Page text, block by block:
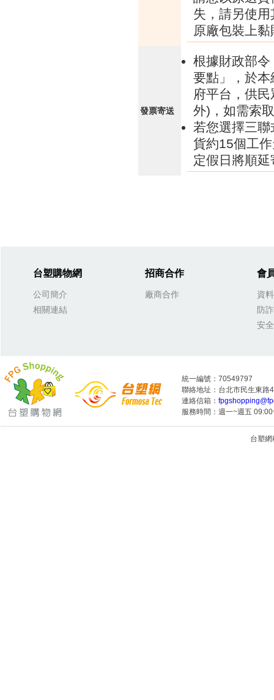
失，請另使
原廠包裝上
發票寄送
根據財政部
要點」，於
府平台，供
外)，如需索
若您選擇三
貨約15個工
定假日將順延
台塑購物網
公司簡介
相關連結
招商合作
廠商合作
會
資
防
安
統一編號：70549797
聯絡地址：台北市民生東路
連絡信箱：
服務時間：週一~週五
台塑